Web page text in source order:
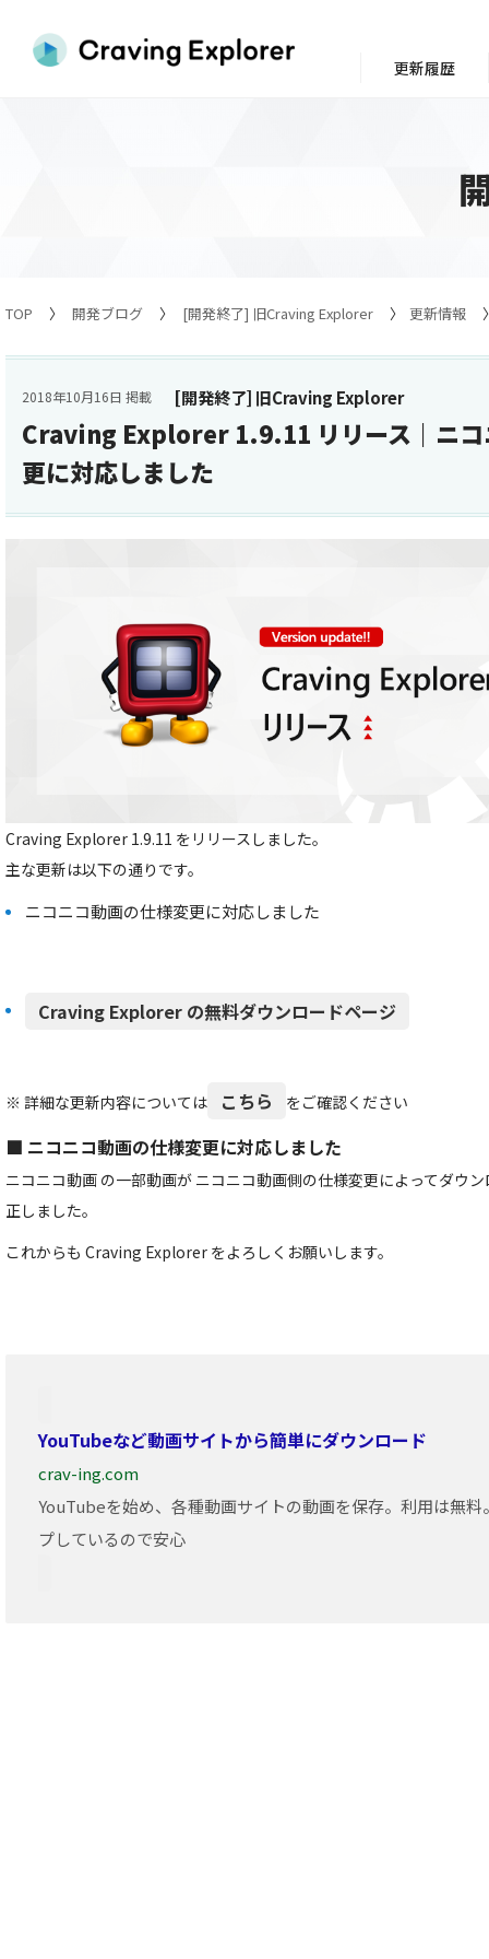
TOP 開発ブログ [開発終了] 旧Craving Explorer 更新情報
[開発終了] 旧Craving Explorer
2018年10月16日 掲載
Craving Explorer 1.9.11 リリース｜ニコ
更に対応しました
Craving Explorer 1.9.11 をリリースしました。
主な更新は以下の通りです。
ニコニコ動画の仕様変更に対応しました
Craving Explorer の無料ダウンロードページ
※ 詳細な更新内容については こちら をご確認ください
■ ニコニコ動画の仕様変更に対応しました
ニコニコ動画 の一部動画が ニコニコ動画側の仕様変更によってダウ
正しました。
これからも Craving Explorer をよろしくお願いします。
YouTubeなど動画サイトから簡単にダウンロード
crav-ing.com
YouTubeを始め、各種動画サイトの動画を保存。利用は無
プしているので安心
更新履歴